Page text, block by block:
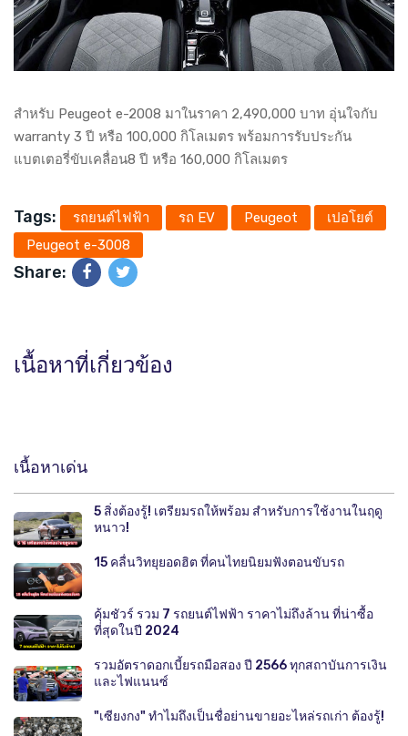
สำหรับ Peugeot e-2008 มาในราคา 2,490,000 บาท อุ่นใจกับ
warranty 3 ปี หรือ 100,000 กิโลเมตร พร้อมการรับประกัน
แบตเตอรี่ขับเคลื่อน8 ปี หรือ 160,000 กิโลเมตร
Tags: รถยนต์ไฟฟ้า รถ EV Peugeot
เปอโยต์
Peugeot e-3008
Share:
เนื้อหาที่เกี่ยวข้อง
เนื้อหาเด่น
5 สิ่งต้องรู้! เตรียมรถให้พร้อม สำหรับการใช้งานในฤดู
หนาว!
15 คลื่นวิทยุยอดฮิต ที่คนไทยนิยมฟังตอนขับรถ
คุ้มชัวร์ รวม 7 รถยนต์ไฟฟ้า ราคาไม่ถึงล้าน ที่น่าซื้อ
ที่สุดในปี 2024
รวมอัตราดอกเบี้ยรถมือสอง ปี 2566 ทุกสถาบันการเงิน
และไฟแนนซ์
"เซียงกง" ทำไมถึงเป็นชื่อย่านขายอะไหล่รถเก่า ต้องรู้!